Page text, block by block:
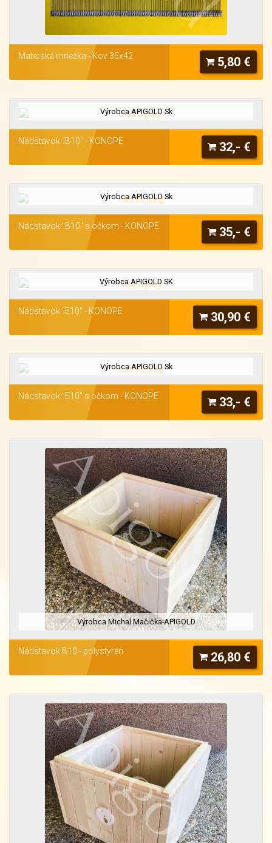
5,80 €
Materská mriežka - Kov 35x42
Výrobca APIGOLD Sk
32,- €
Nádstavok "B10" - KONOPE
Výrobca APIGOLD Sk
35,- €
Nádstavok "B10" s očkom - KONOPE
Výrobca APIGOLD SK
30,90 €
Nádstavok "E10" - KONOPE
Výrobca APIGOLD Sk
33,- €
Nádstavok "E10" s očkom - KONOPE
Výrobca Michal Mačička-APIGOLD
26,80 €
Nádstavok B10 - polystyrén